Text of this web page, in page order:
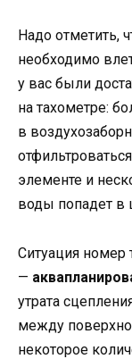
Надо отметить,
необходимо
у вас были
на тахометре:
в
элементе и
воды попадет в
Ситуация номер
—
утрата
между
некоторое